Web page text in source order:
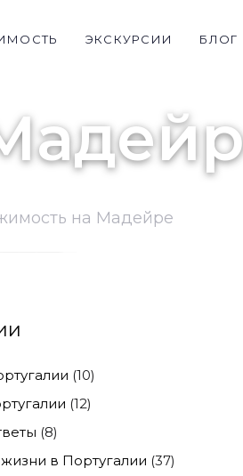
ЭКСКУРСИИ БЛОГ
на Мадейре
(10)
(12)
(8)
в Португалии (37)